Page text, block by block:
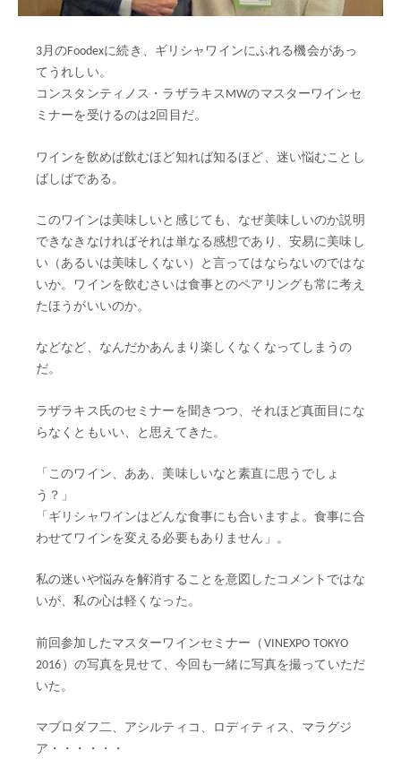
3月のFoodexに続き、ギリシャワインにふれる機会があっ
てうれしい。
コンスタンティノス・ラザラキスMWのマスターワインセ
ミナーを受けるのは2回目だ。
ワインを飲めば飲むほど知れば知るほど、迷い悩むことし
ばしばである。
このワインは美味しいと感じても、なぜ美味しいのか説明
できなきなければそれは単なる感想であり、安易に美味し
い（あるいは美味しくない）と言ってはならないのではな
いか。ワインを飲むさいは食事とのペアリングも常に考え
たほうがいいのか。
などなど、なんだかあんまり楽しくなくなってしまうの
だ。
ラザラキス氏のセミナーを聞きつつ、それほど真面目にな
らなくともいい、と思えてきた。
「このワイン、ああ、美味しいなと素直に思うでしょ
う？」
「ギリシャワインはどんな食事にも合いますよ。食事に合
わせてワインを変える必要もありません」。
私の迷いや悩みを解消することを意図したコメントではな
いが、私の心は軽くなった。
前回参加したマスターワインセミナー（VINEXPO TOKYO
2016）の写真を見せて、今回も一緒に写真を撮っていただ
いた。
マブロダフ二、アシルティコ、ロディティス、マラグジ
ア・・・・・・